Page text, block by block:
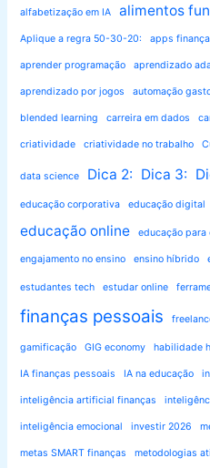
alfabetização em IA alimentos
Aplique a regra 50-30-20: apps
aprender programação aprendizado
aprendizado por jogos automação
blended learning carreira em dados
criatividade criatividade no trabalho
data science Dica 2: Dica 3:
educação corporativa educação digital
educação online educação para
engajamento no ensino ensino híbrido
estudantes tech estudar online
finanças pessoais
gamificação GIG economy habilidade
IA finanças pessoais IA na educação
inteligência artificial finanças
inteligência emocional investir 2026
metas SMART finanças metodologias